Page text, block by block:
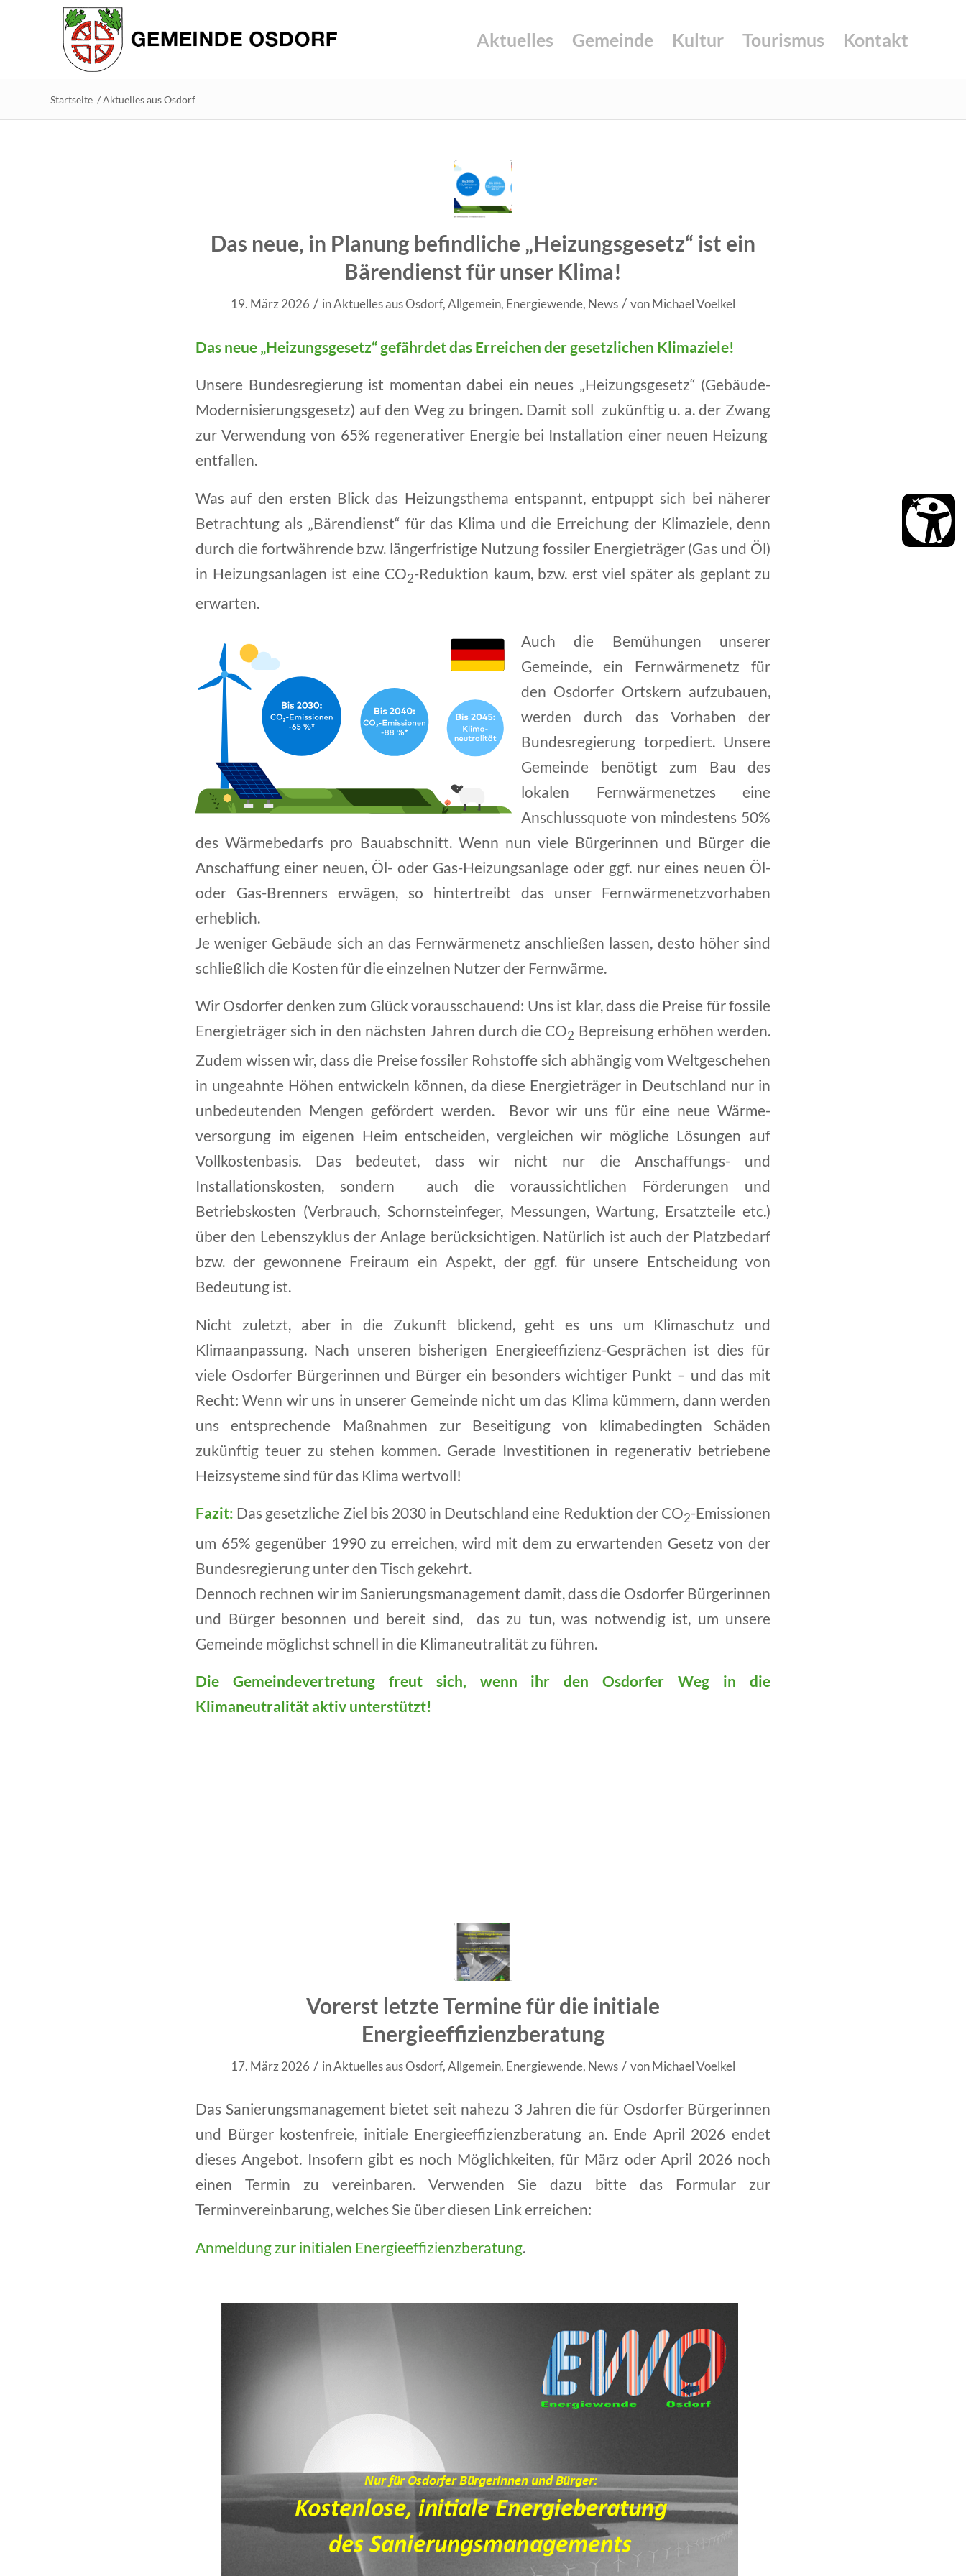
Aktuelles Gemeinde Kultur Tourismus Kontakt
Startseite /Aktuelles aus Osdorf
Das neue, in Planung befindliche „Heizungsgesetz“ ist ein
Bärendienst für unser Klima!
19. März 2026 / inAktuelles aus Osdorf,Allgemein, Energiewende, News / vonMichael Voelkel
Das neue „Heizungsgesetz“ gefährdet das Erreichen der gesetzlichen Klimaziele!
Unsere Bundesregierung ist momentan dabei ein neues „Heizungsgesetz“ (Gebäude-
Modernisierungsgesetz) auf den Weg zu bringen. Damit soll zukünftig u. a. der Zwang
zur Verwendung von 65% regenerativer Energie bei Installation einer neuen Heizung
entfallen.
Was auf den ersten Blick das Heizungsthema entspannt, entpuppt sich bei näherer
Betrachtung als „Bärendienst“ für das Klima und die Erreichung der Klimaziele, denn
durch die fortwährende bzw. längerfristige Nutzung fossiler Energieträger (Gas und Öl)
in Heizungsanlagen ist eine CO2-Reduktion kaum, bzw. erst viel später als geplant zu
erwarten.
Auch die Bemühungen unserer
Gemeinde, ein Fernwärmenetz für
den Osdorfer Ortskern aufzubauen,
werden durch das Vorhaben der
Bundesregierung torpediert. Unsere
Gemeinde benötigt zum Bau des
lokalen Fernwärmenetzes eine
Anschlussquote von mindestens 50%
des Wärmebedarfs pro Bauabschnitt. Wenn nun viele Bürgerinnen und Bürger die
Anschaffung einer neuen, Öl- oder Gas-Heizungsanlage oder ggf. nur eines neuen Öl-
oder Gas-Brenners erwägen, so hintertreibt das unser Fernwärmenetzvorhaben
erheblich.
Je weniger Gebäude sich an das Fernwärmenetz anschließen lassen, desto höher sind
schließlich die Kosten für die einzelnen Nutzer der Fernwärme.
Wir Osdorfer denken zum Glück vorausschauend: Uns ist klar, dass die Preise für fossile
Energieträger sich in den nächsten Jahren durch die CO2 Bepreisung erhöhen werden.
Zudem wissen wir, dass die Preise fossiler Rohstoffe sich abhängig vom Weltgeschehen
in ungeahnte Höhen entwickeln können, da diese Energieträger in Deutschland nur in
unbedeutenden Mengen gefördert werden. Bevor wir uns für eine neue Wärme-
versorgung im eigenen Heim entscheiden, vergleichen wir mögliche Lösungen auf
Vollkostenbasis. Das bedeutet, dass wir nicht nur die Anschaffungs- und
Installationskosten, sondern auch die voraussichtlichen Förderungen und
Betriebskosten (Verbrauch, Schornsteinfeger, Messungen, Wartung, Ersatzteile etc.)
über den Lebenszyklus der Anlage berücksichtigen. Natürlich ist auch der Platzbedarf
bzw. der gewonnene Freiraum ein Aspekt, der ggf. für unsere Entscheidung von
Bedeutung ist.
Nicht zuletzt, aber in die Zukunft blickend, geht es uns um Klimaschutz und
Klimaanpassung. Nach unseren bisherigen Energieeffizienz-Gesprächen ist dies für
viele Osdorfer Bürgerinnen und Bürger ein besonders wichtiger Punkt – und das mit
Recht: Wenn wir uns in unserer Gemeinde nicht um das Klima kümmern, dann werden
uns entsprechende Maßnahmen zur Beseitigung von klimabedingten Schäden
zukünftig teuer zu stehen kommen. Gerade Investitionen in regenerativ betriebene
Heizsysteme sind für das Klima wertvoll!
Fazit: Das gesetzliche Ziel bis 2030 in Deutschland eine Reduktion der CO2-Emissionen
um 65% gegenüber 1990 zu erreichen, wird mit dem zu erwartenden Gesetz von der
Bundesregierung unter den Tisch gekehrt.
Dennoch rechnen wir im Sanierungsmanagement damit, dass die Osdorfer Bürgerinnen
und Bürger besonnen und bereit sind, das zu tun, was notwendig ist, um unsere
Gemeinde möglichst schnell in die Klimaneutralität zu führen.
Die Gemeindevertretung freut sich, wenn ihr den Osdorfer Weg in die
Klimaneutralität aktiv unterstützt!
Vorerst letzte Termine für die initiale
Energieeffizienzberatung
17. März 2026 / inAktuelles aus Osdorf,Allgemein, Energiewende, News / vonMichael Voelkel
Das Sanierungsmanagement bietet seit nahezu 3 Jahren die für Osdorfer Bürgerinnen
und Bürger kostenfreie, initiale Energieeffizienzberatung an. Ende April 2026 endet
dieses Angebot. Insofern gibt es noch Möglichkeiten, für März oder April 2026 noch
einen Termin zu vereinbaren. Verwenden Sie dazu bitte das Formular zur
Terminvereinbarung, welches Sie über diesen Link erreichen:
Anmeldung zur initialen Energieeffizienzberatung.